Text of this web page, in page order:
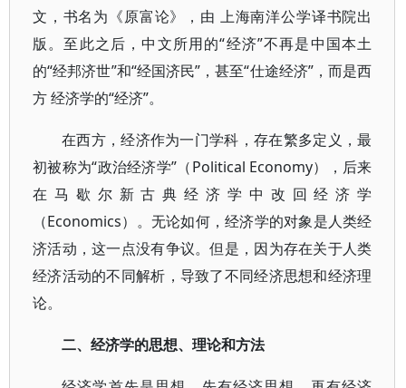
文，书名为《原富论》，由 上海南洋公学译书院出
版。至此之后，中文所用的“经济”不再是中国本土
的“经邦济世”和“经国济民”，甚至“仕途经济”，而是西
方 经济学的“经济”。
在西方，经济作为一门学科，存在繁多定义，最
初被称为“政治经济学”（Political Economy），后来
在马歇尔新古典经济学中改回经济学
（Economics）。无论如何，经济学的对象是人类经
济活动，这一点没有争议。但是，因为存在关于人类
经济活动的不同解析，导致了不同经济思想和经济理
论。
二、经济学的思想、理论和方法